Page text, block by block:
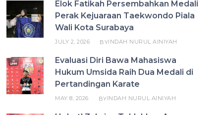
Elok Fatikah Persembahkan Medali
Perak Kejuaraan Taekwondo Piala
Wali Kota Surabaya
JULY 2, 2026 BYINDAH NURUL AINIYAH
Evaluasi Diri Bawa Mahasiswa
Hukum Umsida Raih Dua Medali di
Pertandingan Karate
MAY 8, 2026 BYINDAH NURUL AINIYAH